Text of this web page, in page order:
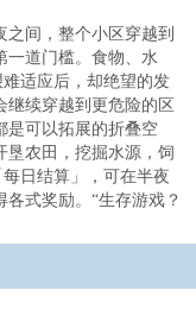
之间，整个小区穿越到
一道门槛。食物、水
适应后，却绝望的发
继续穿越到更危险的区
是可以拓展的折叠空
垦农田，挖掘水源，饲
日结算」，可在半夜
式奖励。“生存游戏？